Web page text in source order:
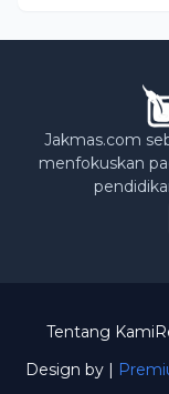
Jakmas.com
menfokuskan
Design by |
Tentang Kami